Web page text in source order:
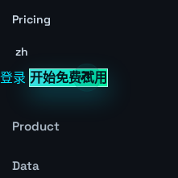
Pricing
zh
登录 开始免费试用
Product
Data